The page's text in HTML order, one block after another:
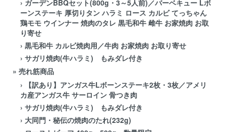
› ガーデンBBQセット(800g・3～5人前)／バーベキュー Lボ
ーンステーキ 厚切りタン ハラミ ロース カルビ てっちゃん
鶏モモ ウインナー 焼肉のタレ 黒毛和牛 雌牛 お家焼肉 お取
り寄せ
› 黒毛和牛 カルビ焼肉用／牛肉 お家焼肉 お取り寄せ
› サガリ焼肉(牛ハラミ) もみダレ付き
» 売れ筋商品
›
【訳あり】アンガス牛Lボーンステーキ2枚・3枚／アメリ
カ産アンガス牛 サーロイン 骨つき肉
› サガリ焼肉(牛ハラミ) もみダレ付き
› 大同門・秘伝の焼肉のたれ(232g)